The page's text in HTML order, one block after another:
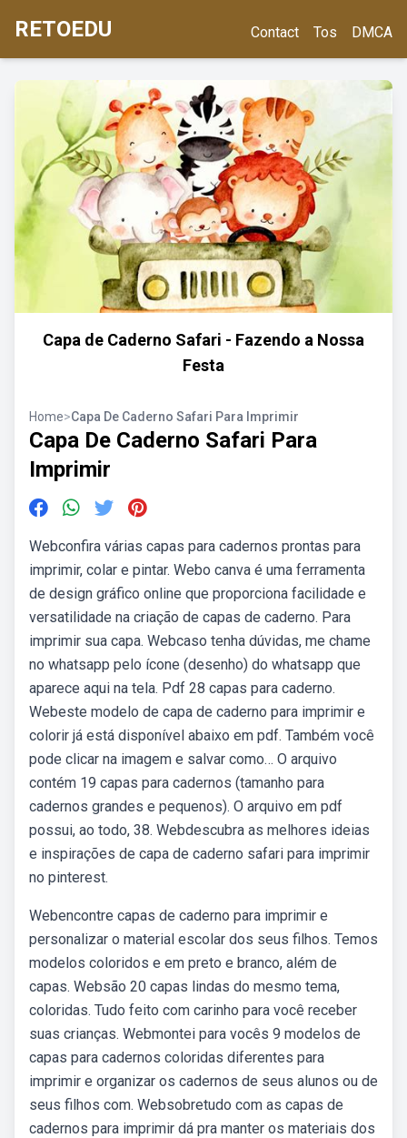
RETOEDU Contact Tos DMCA
Capa de Caderno Safari - Fazendo a Nossa
Festa
Home>Capa De Caderno Safari Para Imprimir
Capa De Caderno Safari Para
Imprimir
Webconfira várias capas para cadernos prontas para
imprimir, colar e pintar. Webo canva é uma ferramenta
de design gráfico online que proporciona facilidade e
versatilidade na criação de capas de caderno. Para
imprimir sua capa. Webcaso tenha dúvidas, me chame
no whatsapp pelo ícone (desenho) do whatsapp que
aparece aqui na tela. Pdf 28 capas para caderno.
Webeste modelo de capa de caderno para imprimir e
colorir já está disponível abaixo em pdf. Também você
pode clicar na imagem e salvar como… O arquivo
contém 19 capas para cadernos (tamanho para
cadernos grandes e pequenos). O arquivo em pdf
possui, ao todo, 38. Webdescubra as melhores ideias
e inspirações de capa de caderno safari para imprimir
no pinterest.
Webencontre capas de caderno para imprimir e
personalizar o material escolar dos seus filhos. Temos
modelos coloridos e em preto e branco, além de
capas. Websão 20 capas lindas do mesmo tema,
coloridas. Tudo feito com carinho para você receber
suas crianças. Webmontei para vocês 9 modelos de
capas para cadernos coloridas diferentes para
imprimir e organizar os cadernos de seus alunos ou de
seus filhos com. Websobretudo com as capas de
cadernos para imprimir dá pra manter os materiais dos